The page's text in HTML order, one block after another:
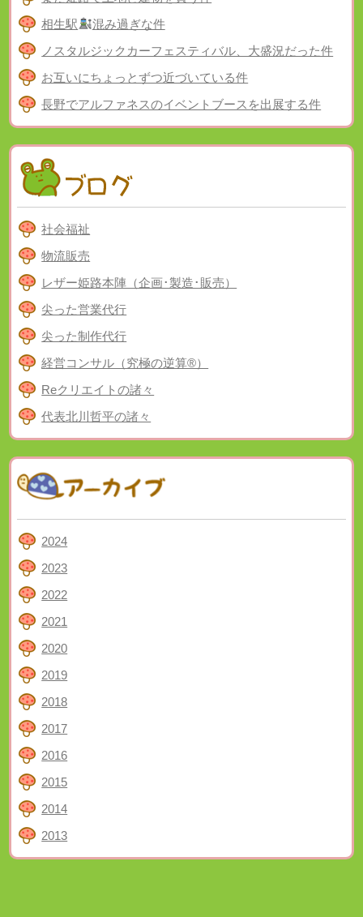
相生駅
混み過ぎな件
ノスタルジックカーフェスティバル、大盛況だった件
お互いにちょっとずつ近づいている件
長野でアルファネスのイベントブースを出展する件
社会福祉
物流販売
レザー姫路本陣（企画･製造･販売）
尖った営業代行
尖った制作代行
経営コンサル（究極の逆算®）
Reクリエイトの諸々
代表北川哲平の諸々
2024
2023
2022
2021
2020
2019
2018
2017
2016
2015
2014
2013